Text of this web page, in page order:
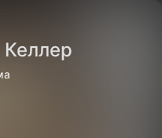
Для партнёров